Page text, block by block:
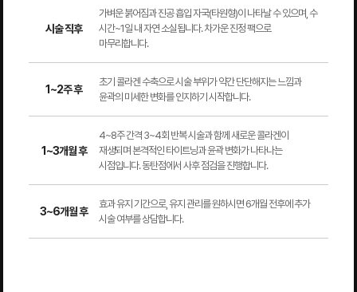
시술 직후
가벼운 붉어짐과 진공 흡입 자국(타원형)이 나타날 수 있으며, 수
시간~1일 내 자연 소실됩니다. 차가운 진정 팩으로
마무리합니다.
1~2주 후
초기 콜라겐 수축으로 시술 부위가 약간 단단해지는 느낌과
윤곽의 미세한 변화를 인지하기 시작합니다.
1~3개월 후
4~8주 간격 3~4회 반복 시술과 함께 새로운 콜라겐이
재생되며 본격적인 타이트닝과 윤곽 변화가 나타나는
시점입니다. 동탄점에서 사후 점검을 진행합니다.
3~6개월 후
효과 유지 기간으로, 유지 관리를 원하시면 6개월 전후에 추가
시술 여부를 상담합니다.